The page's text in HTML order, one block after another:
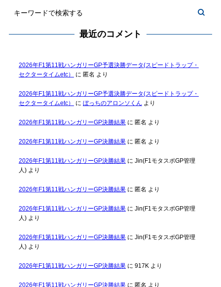
最近のコメント
2026年F1第11戦ハンガリーGP予選決勝データ(スピードトラップ・
セクタータイムetc）
に 匿名 より
2026年F1第11戦ハンガリーGP予選決勝データ(スピードトラップ・
セクタータイムetc）
に ぼっちのアロンソくん より
2026年F1第11戦ハンガリーGP決勝結果に 匿名 より
2026年F1第11戦ハンガリーGP決勝結果に 匿名 より
2026年F1第11戦ハンガリーGP決勝結果に Jin(F1モタスポGP管理
人)より
2026年F1第11戦ハンガリーGP決勝結果に 匿名 より
2026年F1第11戦ハンガリーGP決勝結果に Jin(F1モタスポGP管理
人)より
2026年F1第11戦ハンガリーGP決勝結果に Jin(F1モタスポGP管理
人)より
2026年F1第11戦ハンガリーGP決勝結果に 917Kより
2026年F1第11戦ハンガリーGP決勝結果に 匿名 より